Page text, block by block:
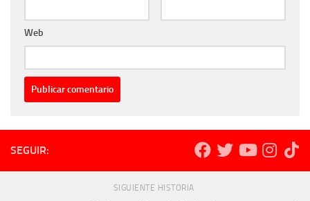
Web
SEGUIR:
SIGUIENTE HISTORIA